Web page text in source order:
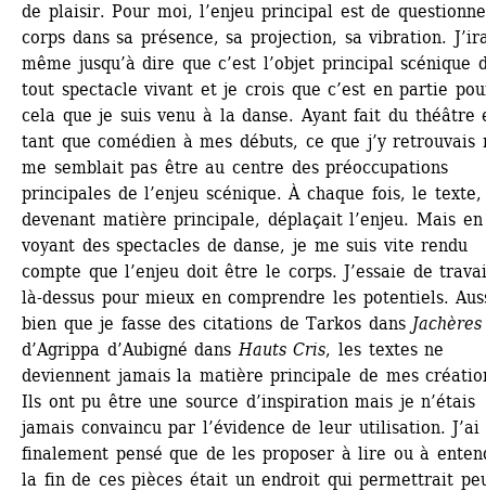
de plaisir. Pour moi, l’enjeu principal est de
corps dans sa présence, sa projection, sa vibration.
même jusqu’à dire que c’est l’objet principal scénique
tout spectacle vivant et je crois que c’est en partie
cela que je suis venu à la danse. Ayant fait du théâtre
tant que comédien à mes débuts, ce que j’y retrouvais
me semblait pas être au centre des préoccupations
principales de l’enjeu scénique. À chaque fois, le texte,
devenant matière principale, déplaçait l’enjeu. Mais en
voyant des spectacles de danse, je me suis vite rendu
compte que l’enjeu doit être le corps. J’essaie de
là-dessus pour mieux en comprendre les potentiels.
bien que je fasse des citations de Tarkos dans Jachères
d’Agrippa d’Aubigné dans Hauts Cris, les textes ne
deviennent jamais la matière principale de mes
Ils ont pu être une source d’inspiration mais je n’étais
jamais convaincu par l’évidence de leur utilisation. J’ai
finalement pensé que de les proposer à lire ou à
la fin de ces pièces était un endroit qui permettrait